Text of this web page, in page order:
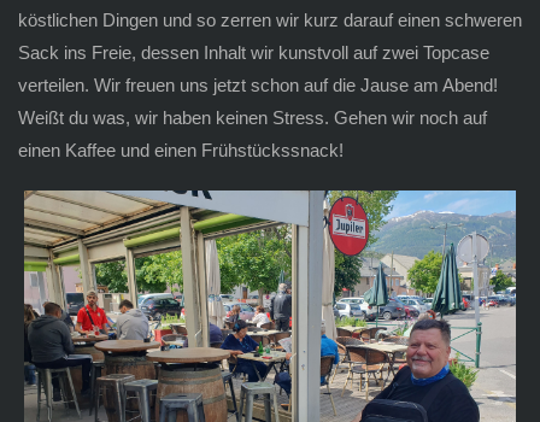
köstlichen Dingen und so zerren wir kurz darauf einen schweren
Sack ins Freie, dessen Inhalt wir kunstvoll auf zwei Topcase
verteilen. Wir freuen uns jetzt schon auf die Jause am Abend!
Weißt du was, wir haben keinen Stress. Gehen wir noch auf
einen Kaffee und einen Frühstückssnack!